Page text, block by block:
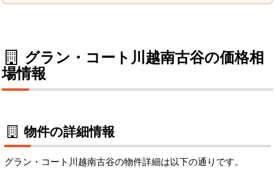
グラン・コート川越南古谷の価格相
場情報
物件の詳細情報
グラン・コート川越南古谷の物件詳細は以下の通りです。